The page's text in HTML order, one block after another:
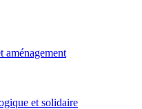
aménagement
et solidaire